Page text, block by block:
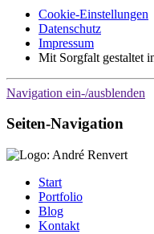
Cookie-Einstellungen
Datenschutz
Impressum
Mit Sorgfalt gestaltet
Navigation ein-/ausblenden
Seiten-Navigation
Start
Portfolio
Blog
Kontakt